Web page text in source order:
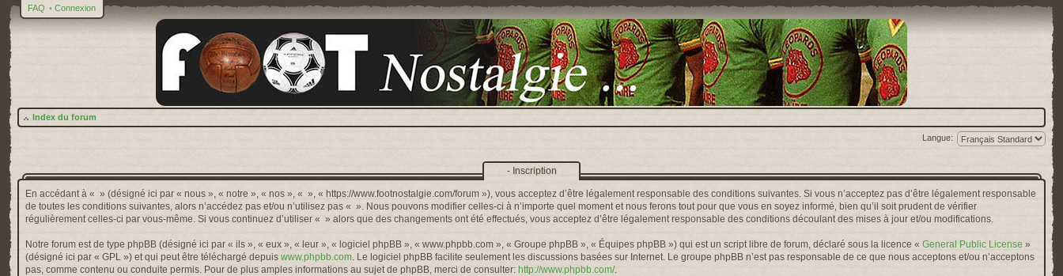
FAQ • Connexion
Index du forum
Langue:
- Inscription
En accédant à « » (désigné ici par « nous », « notre », « nos », « », « https://www.footnostalgie.com/forum »), vous acceptez d’être légalement responsable des conditions suivantes. Si vous n’acceptez pas d’être légalement responsable
de toutes les conditions suivantes, alors n’accédez pas et/ou n’utilisez pas « ». Nous pouvons modifier celles-ci à n’importe quel moment et nous ferons tout pour que vous en soyez informé, bien qu’il soit prudent de vérifier
régulièrement celles-ci par vous-même. Si vous continuez d’utiliser « » alors que des changements ont été effectués, vous acceptez d’être légalement responsable des conditions découlant des mises à jour et/ou modifications.
Notre forum est de type phpBB (désigné ici par « ils », « eux », « leur », « logiciel phpBB », « www.phpbb.com », « Groupe phpBB », « Équipes phpBB ») qui est un script libre de forum, déclaré sous la licence « General Public License »
(désigné ici par « GPL ») et qui peut être téléchargé depuis www.phpbb.com . Le logiciel phpBB facilite seulement les discussions basées sur Internet. Le groupe phpBB n’est pas responsable de ce que nous acceptons et/ou n’acceptons
pas, comme contenu ou conduite permis. Pour de plus amples informations au sujet de phpBB, merci de consulter: http://www.phpbb.com/.